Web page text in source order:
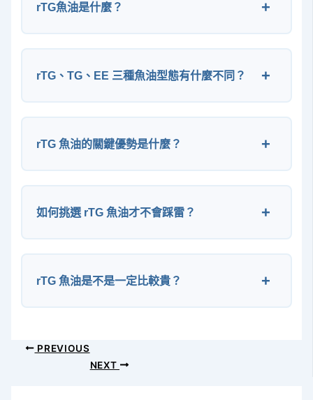
rTG魚油是什麼？
rTG、TG、EE 三種魚油型態有什麼不同？
rTG 魚油的關鍵優勢是什麼？
如何挑選 rTG 魚油才不會踩雷？
rTG 魚油是不是一定比較貴？
PREVIOUS
NEXT